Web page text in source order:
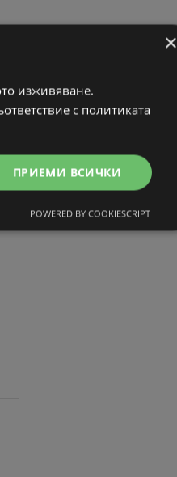
×
изживяване.
с политиката
ПРИЕМИ ВСИЧКИ
POWERED BY COOKIESCRIPT